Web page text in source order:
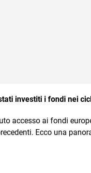
investiti i fondi nei
accesso ai fondi
Ecco una